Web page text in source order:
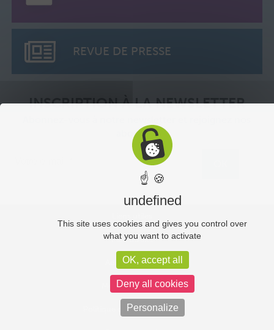
REVUE DE PRESSE
INSCRIPTION À LA NEWSLETTER
abonnés.
Plan du site
Administration
Mentions légales
Politique de confidentialité
☝ 🍪
undefined
This site uses cookies and gives you control over
what you want to activate
OK, accept all
Deny all cookies
Personalize